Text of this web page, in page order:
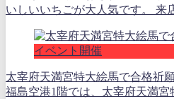
いしいいちごが大人気です。 来
イベント開催
太宰府天満宮特大絵馬で合格祈願
福島空港1階では、太宰府天満宮